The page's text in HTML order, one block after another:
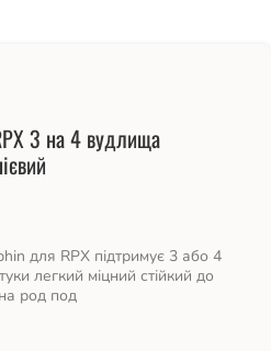
3 на 4 вудлища
для RPX підтримує 3 або 4
легкий міцний стійкий до
род под